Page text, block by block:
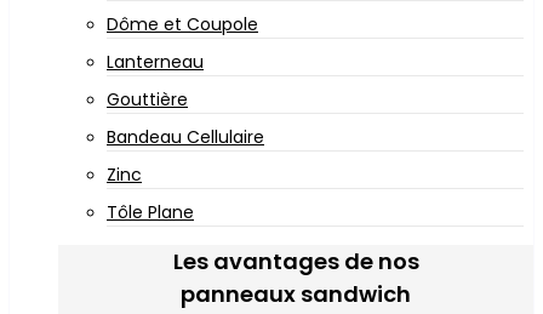
Dôme et Coupole
Lanterneau
Gouttière
Bandeau Cellulaire
Zinc
Tôle Plane
Les avantages de nos
panneaux sandwich